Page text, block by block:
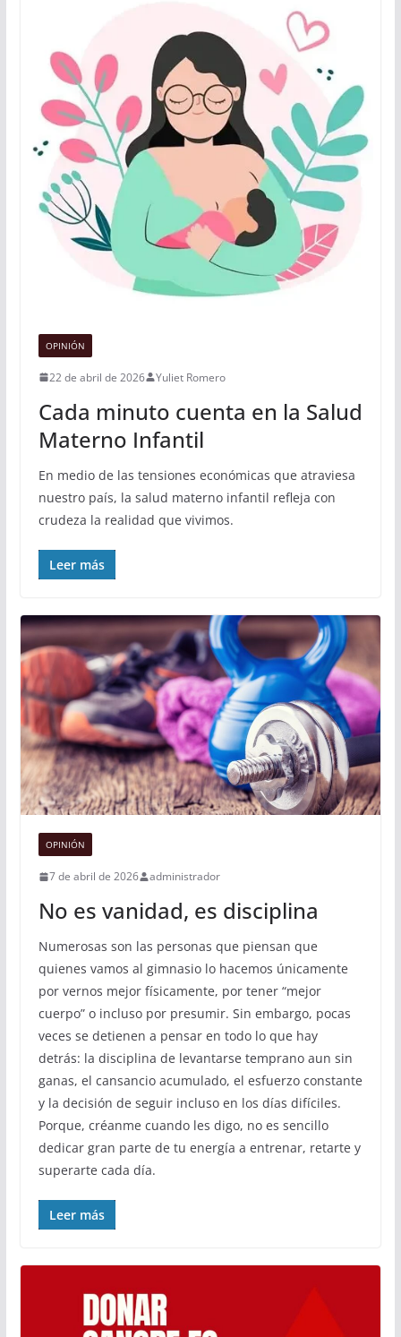
OPINIÓN
22 de abril de 2026 Yuliet Romero
Cada minuto cuenta en la Salud
Materno Infantil
En medio de las tensiones económicas que atraviesa
nuestro país, la salud materno infantil refleja con
crudeza la realidad que vivimos.
Leer más
OPINIÓN
7 de abril de 2026 administrador
No es vanidad, es disciplina
Numerosas son las personas que piensan que
quienes vamos al gimnasio lo hacemos únicamente
por vernos mejor físicamente, por tener “mejor
cuerpo” o incluso por presumir. Sin embargo, pocas
veces se detienen a pensar en todo lo que hay
detrás: la disciplina de levantarse temprano aun sin
ganas, el cansancio acumulado, el esfuerzo constante
y la decisión de seguir incluso en los días difíciles.
Porque, créanme cuando les digo, no es sencillo
dedicar gran parte de tu energía a entrenar, retarte y
superarte cada día.
Leer más